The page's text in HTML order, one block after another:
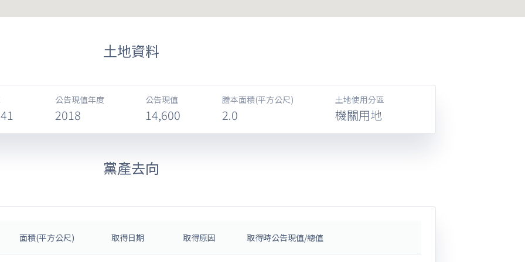
土地資料
公告現值年度
2018
公告現值
14,600
謄本面積(平方公尺)
2.0
土地使用分區
機關用地
黨產去向
面積(平方公尺) 取得日期 取得原因 取得時公告現值/總值